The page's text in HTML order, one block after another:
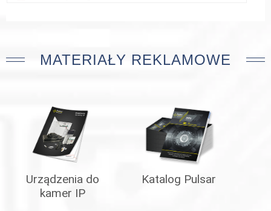
MATERIAŁY REKLAMOWE
Urządzenia do
kamer IP
Katalog Pulsar